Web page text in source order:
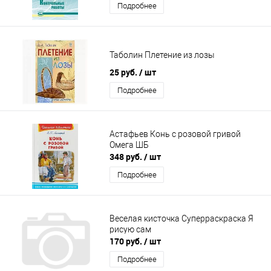
Подробнее
Таболин Плетение из лозы
25 руб. / шт
Подробнее
Астафьев Конь с розовой гривой
Омега ШБ
348 руб. / шт
Подробнее
Веселая кисточка Суперраскраска Я
рисую сам
170 руб. / шт
Подробнее